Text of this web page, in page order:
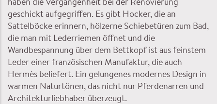
haben die Vergangenheit bei der Renovierung
geschickt aufgegriffen. Es gibt Hocker, die an
Sattelböcke erinnern, hölzerne Schiebetüren zum Bad,
die man mit Lederriemen öffnet und die
Wandbespannung über dem Bettkopf ist aus feinstem
Leder einer französischen Manufaktur, die auch
Hermès beliefert. Ein gelungenes modernes Design in
warmen Naturtönen, das nicht nur Pferdenarren und
Architekturliebhaber überzeugt.